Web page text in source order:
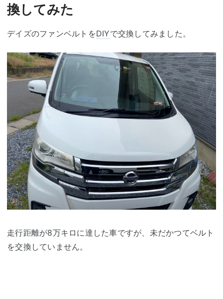
換してみた
デイズのファンベルトをDIYで交換してみました。
走行距離が8万キロに達した車ですが、未だかつてベルト
を交換していません。